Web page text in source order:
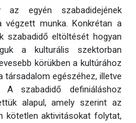
egyén szabadidejének
végzett munka. Konkrétan a
szabadidő eltöltését hogyan
a kulturális szektorban
körükben a kultúrához
egészéhez, illetve
szabadidő definiáláshoz
alapul, amely szerint az
kötetlen aktivitásokat folytat,